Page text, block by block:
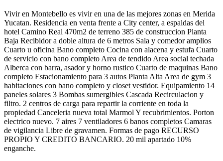
Vivir en Montebello es vivir en una de las mejores zonas en Merida
Yucatan. Residencia en venta frente a City center, a espaldas del
hotel Camino Real 470m2 de terreno 385 de construccion Planta
Baja Recibidor a doble altura de 6 metros Sala y comedor amplios
Cuarto u oficina Bano completo Cocina con alacena y estufa Cuarto
de servicio con bano completo Area de tendido Area social techada
Alberca con barra, asador y horno rustico Cuarto de maquinas Bano
completo Estacionamiento para 3 autos Planta Alta Area de gym 3
habitaciones con bano completo y closet vestidor. Equipamiento 14
paneles solares 3 Bombas sumergibles Cascada Recirculacion y
filtro. 2 centros de carga para repartir la corriente en toda la
propiedad Canceleria nueva total Marmol Y recubrimientos. Porton
electrico nuevo. 7 aires 7 ventiladores 6 banos completos Camaras
de vigilancia Libre de gravamen. Formas de pago RECURSO
PROPIO Y CREDITO BANCARIO. 20 mil apartado 10%
enganche.